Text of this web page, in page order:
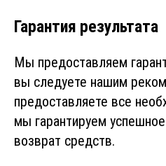
Гарантия результата
Мы предоставляем
вы следуете нашим
предоставляете все
мы гарантируем
возврат средств.